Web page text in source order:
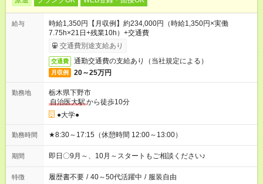
給与
時給1,350円【月収例】約234,000円（時給1,350円×実働
7.75h×21日+残業10h）+交通費
交通費別途支給あり
交通費 通勤交通費の支給あり（当社規定による）
月収例 20～25万円
勤務地
栃木県下野市
自治医大駅から徒歩10分
●大学●
勤務時間 ★8:30～17:15（休憩時間 12:00～13:00）
期間 即日〇9月～、10月～スタートもご相談ください♪
特徴 履歴書不要 / 40～50代活躍中 / 服装自由